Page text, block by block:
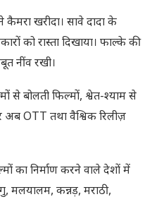
ने कैमरा खरीदा। सावे दादा के
को रास्ता दिखाया। फाल्के की
नींव रखी।
से बोलती फिल्मों, श्वेत-श्याम से
अब OTT तथा वैश्विक रिलीज़
का निर्माण करने वाले देशों में
मलयालम, कन्नड़, मराठी,